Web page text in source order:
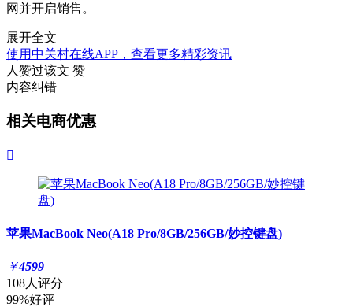
网并开启销售。
展开全文
使用中关村在线APP，查看更多精彩资讯
人赞过该文 赞
内容纠错
相关电商优惠

苹果MacBook Neo(A18 Pro/8GB/256GB/妙控键盘)
￥4599
108人评分
99%好评